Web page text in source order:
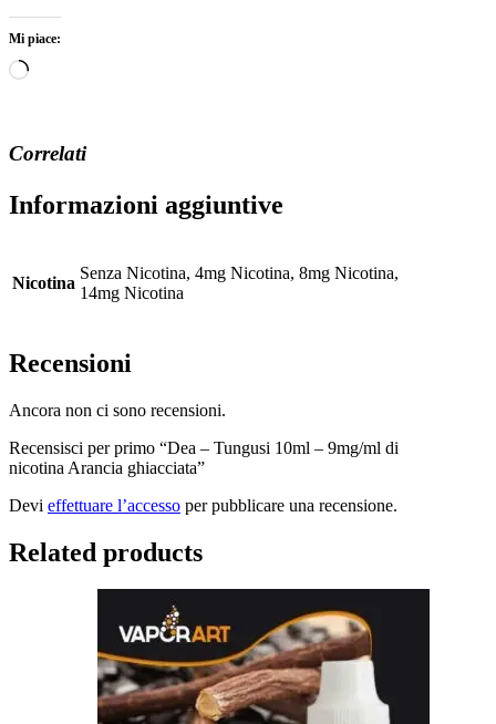
Mi piace:
Caricamento
Correlati
Informazioni aggiuntive
Nicotina
Senza Nicotina, 4mg Nicotina, 8mg Nicotina,
14mg Nicotina
Recensioni
Ancora non ci sono recensioni.
Recensisci per primo “Dea – Tungusi 10ml – 9mg/ml di
nicotina Arancia ghiacciata”
Devi effettuare l’accesso per pubblicare una recensione.
Related products